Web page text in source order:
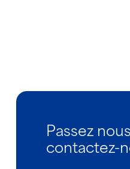
Passez
contactez-